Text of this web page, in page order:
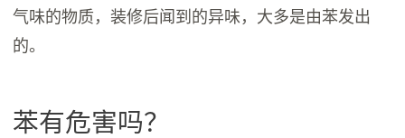
气味的物质，装修后闻到的异味，大多是由苯发出
的。
苯有危害吗？